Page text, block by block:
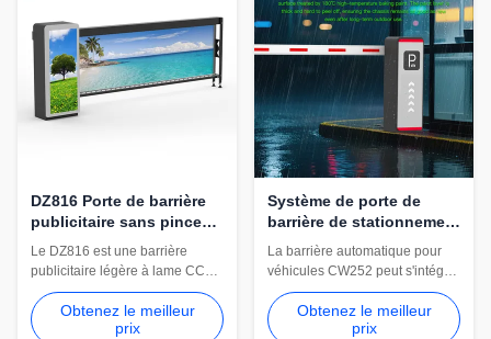
intégration de contrôle d'accès
multi-méthodes.
DZ816 Porte de barrière
publicitaire sans pinceau
à courant continu légère
Le DZ816 est une barrière
publicitaire légère à lame CC
sans balais avec un moteur de
150 W, une vitesse réglable de
3 à 6 secondes, un bras jusqu'à
Obtenez le meilleur
prix
Système de porte de
barrière de stationnement
de reconnaissance de
plaque d'immatriculation
La barrière automatique pour
véhicules CW252 peut s'intégrer
aux systèmes de
reconnaissance de plaque
d'immatriculation, de gestion du
Obtenez le meilleur
prix